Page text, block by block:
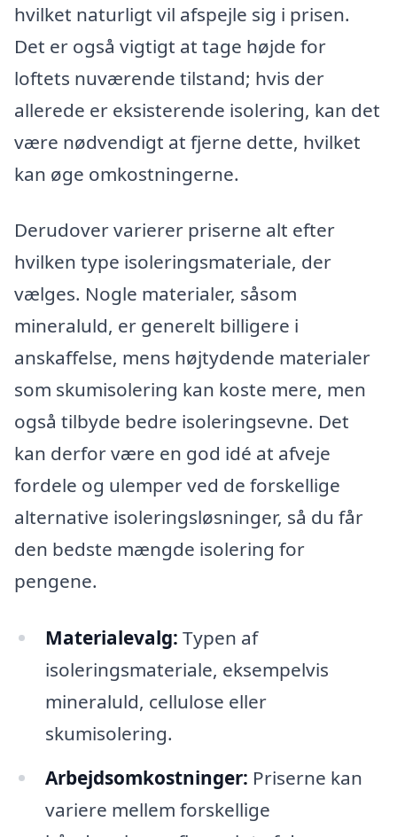
hvilket naturligt vil afspejle sig i prisen.
Det er også vigtigt at tage højde for
loftets nuværende tilstand; hvis der
allerede er eksisterende isolering, kan det
være nødvendigt at fjerne dette, hvilket
kan øge omkostningerne.
Derudover varierer priserne alt efter
hvilken type isoleringsmateriale, der
vælges. Nogle materialer, såsom
mineraluld, er generelt billigere i
anskaffelse, mens højtydende materialer
som skumisolering kan koste mere, men
også tilbyde bedre isoleringsevne. Det
kan derfor være en god idé at afveje
fordele og ulemper ved de forskellige
alternative isoleringsløsninger, så du får
den bedste mængde isolering for
pengene.
Materialevalg: Typen af
isoleringsmateriale, eksempelvis
mineraluld, cellulose eller
skumisolering.
Arbejdsomkostninger: Priserne kan
variere mellem forskellige